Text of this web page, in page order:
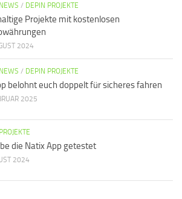
/ DEPIN PROJEKTE
Projekte mit kostenlosen
2024
/ DEPIN PROJEKTE
belohnt euch doppelt für sicheres fahren
2025
die Natix App getestet
2024